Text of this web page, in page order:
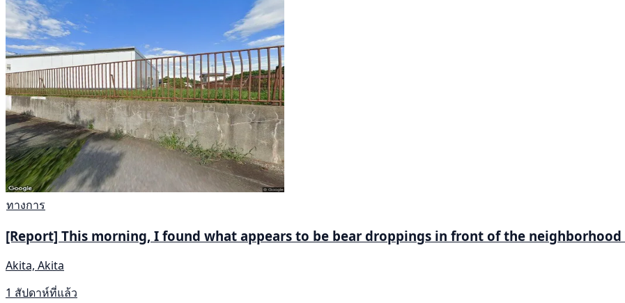
ทางการ
[Report] This morning, I found what appears to be bear droppings in front of the
Akita, Akita
1 สัปดาห์ที่แล้ว